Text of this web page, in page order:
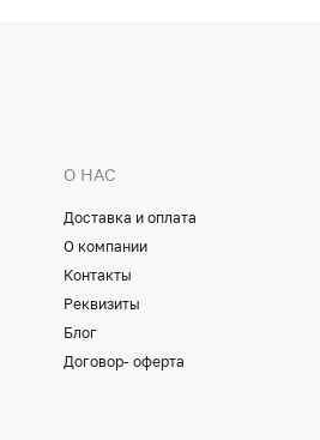
О НАС
Доставка и оплата
О компании
Контакты
Реквизиты
Блог
Договор- оферта